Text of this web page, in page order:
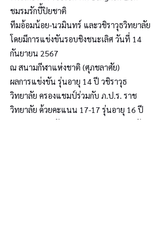
ชมรมรักบี้ปิยชาติ
ทีมอ้อมน้อย-นวมินทร์ และวชิราวุธวิทยาลัย
โดยมีการแข่งขันรอบชิงชนะเลิศ วันที่ 14
กันยายน 2567
ณ สนามกีฬาแห่งชาติ (ศุภชลาศัย)
ผลการแข่งขัน รุ่นอายุ 14 ปี วชิราวุธ
วิทยาลัย ครองแชมป์ร่วมกับ ภ.ป.ร. ราช
วิทยาลัย ด้วยคะแนน 17-17 รุ่นอายุ 16 ปี